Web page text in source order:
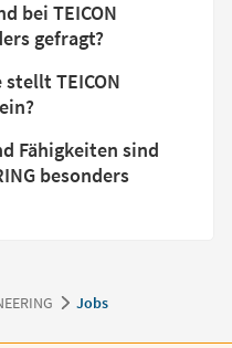
bei TEICON
gefragt?
TEICON
Fähigkeiten sind
besonders
Jobs